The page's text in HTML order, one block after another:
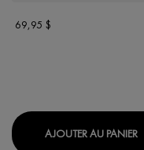
69,95 $
AJOUTER AU PANIER